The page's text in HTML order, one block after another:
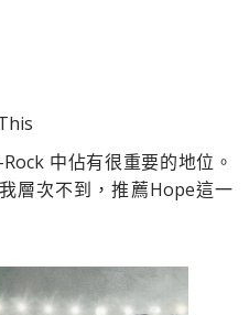
中佔有很重要的地位。
層次不到，推薦Hope這一